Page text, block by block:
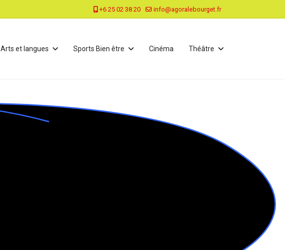
+6 25 02 38 20 info@agoralebourget.fr
Arts et langues Sports Bien être Cinéma Théâtre